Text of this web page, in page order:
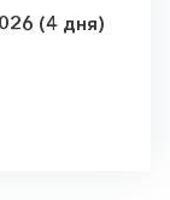
(4 дня)